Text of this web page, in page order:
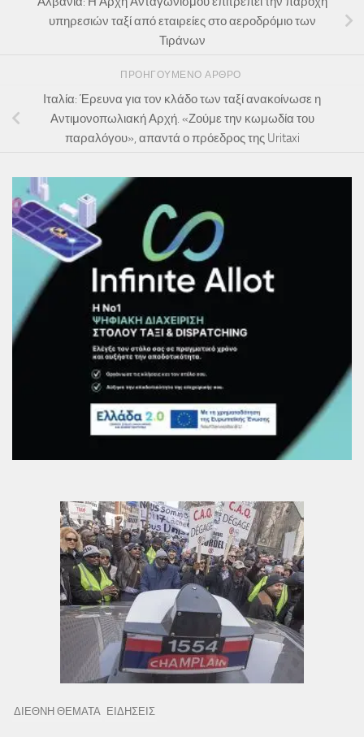
υπηρεσιών ταξί από εταιρείες στο αεροδρόμιο των
Τιράνων
ΠΡΟΗΓΟΎΜΕΝΟ ΆΡΘΡΟ
Ιταλία: Έρευνα για τον κλάδο των ταξί ανακοίνωσε η
Αντιμονοπωλιακή Αρχή. «Ζούμε την κωμωδία του
παραλόγου», απαντά ο πρόεδρος της Uritaxi
ΔΙΕΘΝΗ ΘΕΜΑΤΑ ΕΙΔΗΣΕΙΣ